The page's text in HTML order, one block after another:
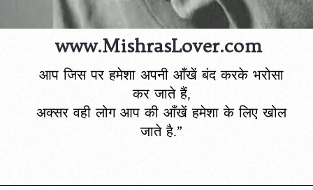
www.MishrasLover.com
आप जिस पर हमेशा अपनी आँखें बंद करके भरोसा
कर जाते हैं,
अक्सर वही लोग आप की आँखें हमेशा के लिए खोल
जाते है.”